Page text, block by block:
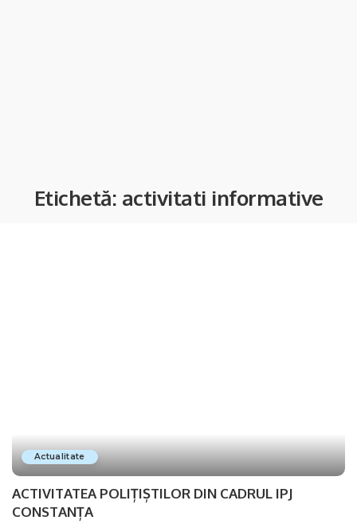
Etichetă: activitati informative
Actualitate
ACTIVITATEA POLIȚIȘTILOR DIN CADRUL IPJ
CONSTANȚA